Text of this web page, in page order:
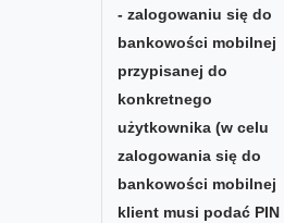
- zalogowaniu się do
bankowości mobilnej
przypisanej do
konkretnego
użytkownika (w celu
zalogowania się do
bankowości mobilnej
klient musi podać PIN